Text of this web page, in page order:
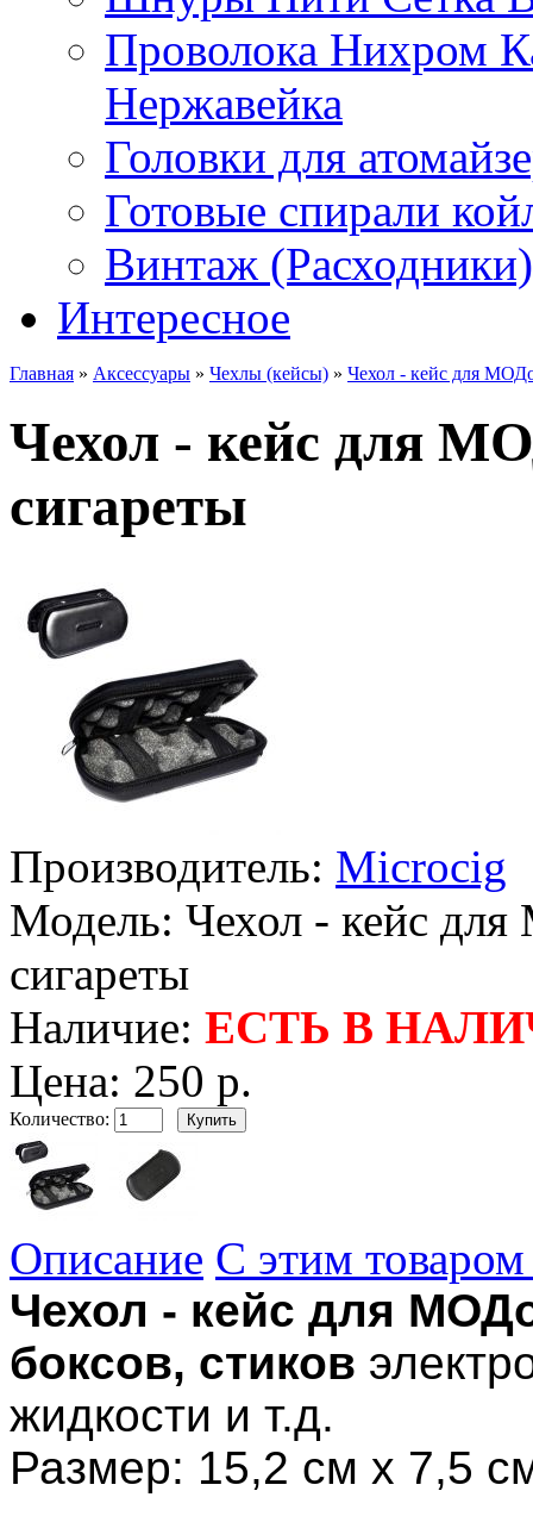
Проволока Нихром
Нержавейка
Головки для
Готовые спирали
Винтаж (Расходники)
Интересное
Главная » Аксессуары » Чехлы (кейсы) » Чехол - кейс для
Чехол - кейс для
сигареты
Производитель: Microcig
Модель: Чехол - кейс
сигареты
Наличие: ЕСТЬ В
Цена: 250 р.
Количество:
Описание С этим
Чехол - кейс для
боксов, стиков
жидкости и т.д.
Размер: 15,2 см х 7,5